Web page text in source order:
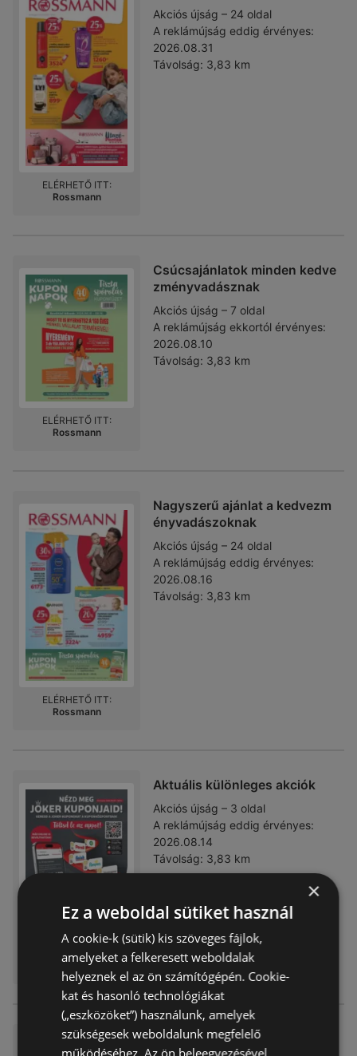
Akciós újság – 24 oldal
A reklámújság eddig érvényes:
2026.08.31
Távolság: 3,83 km
ELÉRHETŐ ITT:
Rossmann
Csúcsajánlatok minden kedve
zményvadásznak
Akciós újság – 7 oldal
A reklámújság ekkortól érvényes:
2026.08.10
Távolság: 3,83 km
ELÉRHETŐ ITT:
Rossmann
Nagyszerű ajánlat a kedvezm
ényvadászoknak
Akciós újság – 24 oldal
A reklámújság eddig érvényes:
2026.08.16
Távolság: 3,83 km
ELÉRHETŐ ITT:
Rossmann
Aktuális különleges akciók
Akciós újság – 3 oldal
A reklámújság eddig érvényes:
2026.08.14
Távolság: 3,83 km
ELÉRHETŐ ITT:
Rossmann
Ajánlatok kedvezményvadász
×
Ez a weboldal sütiket használ
A cookie-k (sütik) kis szöveges fájlok,
amelyeket a felkeresett weboldalak
helyeznek el az ön számítógépén. Cookie-
kat és hasonló technológiákat
(„eszközöket”) használunk, amelyek
szükségesek weboldalunk megfelelő
működéséhez. Az ön beleegyezésével